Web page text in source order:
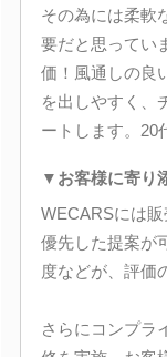
その為には柔軟
要だと思ってい
価！風通しの良
を出しやすく、
ートします。20
▼お客様に寄り
WECARSには
優先した提案が
度などが、評価
さらにコンプラ